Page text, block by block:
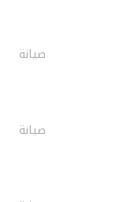
صيانة
صيانة